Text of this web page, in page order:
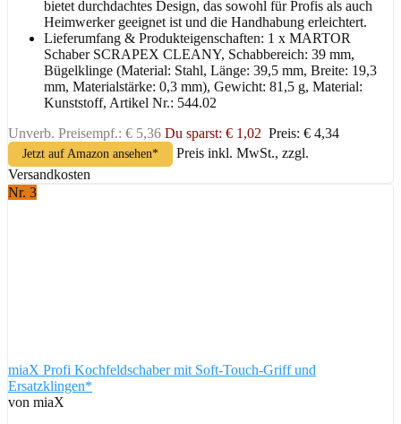
bietet durchdachtes Design, das sowohl für Profis als auch
Heimwerker geeignet ist und die Handhabung erleichtert.
Lieferumfang & Produkteigenschaften: 1 x MARTOR
Schaber SCRAPEX CLEANY, Schabbereich: 39 mm,
Bügelklinge (Material: Stahl, Länge: 39,5 mm, Breite: 19,3
mm, Materialstärke: 0,3 mm), Gewicht: 81,5 g, Material:
Kunststoff, Artikel Nr.: 544.02
Unverb. Preisempf.: € 5,36 Du sparst: € 1,02 Preis: € 4,34
Jetzt auf Amazon ansehen*
Preis inkl. MwSt., zzgl.
Versandkosten
Nr. 3
miaX Profi Kochfeldschaber mit Soft-Touch-Griff und
Ersatzklingen*
von miaX